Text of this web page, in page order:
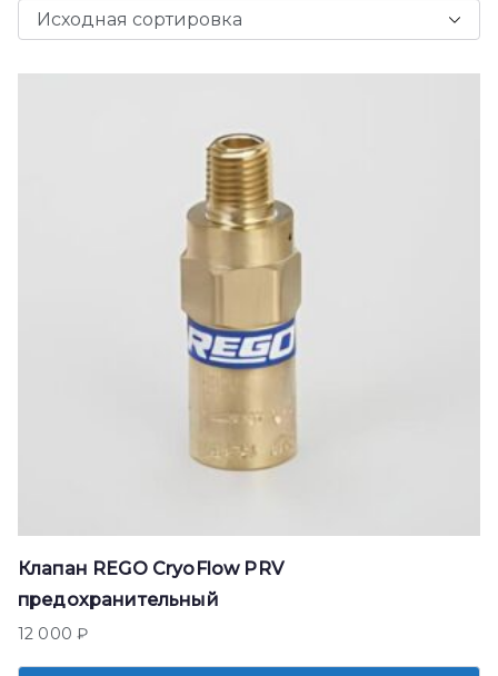
Клапан REGO CryoFlow PRV
предохранительный
12 000₽